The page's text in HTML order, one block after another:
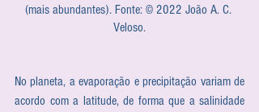
(mais abundantes). Fonte: © 2022 João A. C.
Veloso.
No planeta, a evaporação e precipitação variam de
acordo com a latitude, de forma que a salinidade